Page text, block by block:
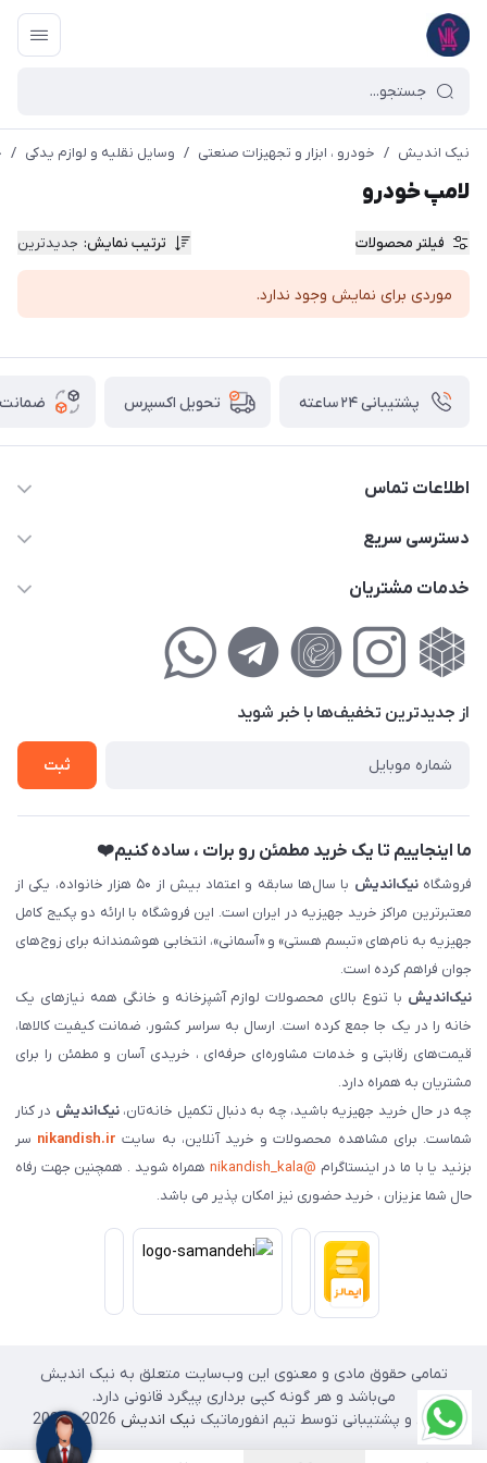
نیک اندیش / خودرو ، ابزار و تجهیزات صنعتی / وسایل نقلیه و لوازم یدکی /
لامپ خودرو
فیلتر محصولات ترتیب نمایش: جدیدترین
موردی برای نمایش وجود ندارد.
پشتیبانی ۲۴ ساعته تحویل اکسپرس ضمانت
اطلاعات تماس
02177111474
کوچه گلریز 4 غربی ، پلاک 13
دسترسی سریع
حساب کاربری
لیست محصولات
خدمات مشتریان
راهنمای‌خرید‌آنلاین
حریم خصوصی
فروش‌اقساطی
از جدید‌ترین تخفیف‌ها با‌ خبر شوید
ثبت
ما اینجاییم تا یک خرید مطمئن رو برات ، ساده کنیم❤️
فروشگاهنیک‌اندیش
با سال‌ها سابقه و اعتماد بیش از ۵۰ هزار خانواده، یکی از
معتبرترین مراکز خرید جهیزیه در ایران است. این فروشگاه با ارائه دو پکیج کامل
جهیزیه به نام‌های «تبسم هستی» و «آسمانی»، انتخابی هوشمندانه برای زوج‌های
جوان فراهم کرده است.
نیک‌اندیش با تنوع بالای محصولات لوازم آشپزخانه و خانگی همه نیازهای یک
خانه را در یک جا جمع کرده است. ارسال به سراسر کشور، ضمانت کیفیت کالاها،
قیمت‌های رقابتی و خدمات مشاوره‌ای حرفه‌ای ، خریدی آسان و مطمئن را برای
مشتریان به همراه دارد.
چه در حال خرید جهیزیه باشید، چه به دنبال تکمیل خانه‌تان،نیک‌اندیش در کنار
شماست. برای مشاهده محصولات و خرید آنلاین، به سایت nikandish.ir سر
بزنید یا با ما در اینستاگرام @nikandish_kala
همراه شوید . همچنین جهت رفاه
حال شما عزیزان ، خرید حضوری نیز امکان پذیر می باشد.
تمامی حقوق مادی و معنوی این وب‌سایت متعلق به نیک اندیش
می‌باشد و هر گونه کپی برداری پیگرد قانونی دارد.
طراحی و پشتیبانی توسط تیم انفورماتیک نیک اندیش 2026 - 2025